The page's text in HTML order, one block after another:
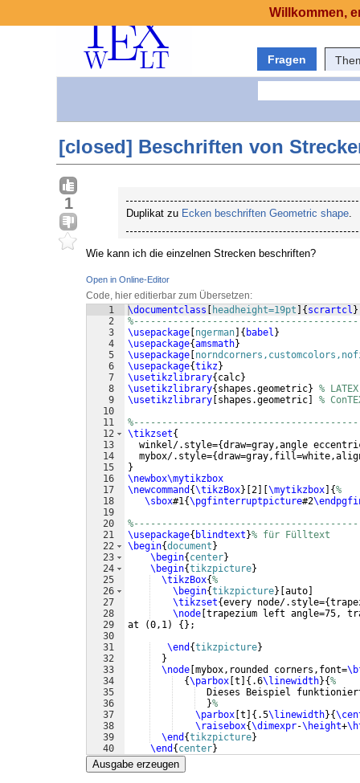
Fragen
[closed] Beschriften von
1
Duplikat zu Ecken beschriften Geometric shape.
Wie kann ich die einzelnen Strecken beschriften?
Open in Online-Editor
Code, hier editierbar zum Übersetzen:
1
2
3
4
5
6
7
8
9
10
11
12
13
14
15
16
17
18
19
20
21
22
23
24
25
26
27
28
29
30
31
32
33
34
35
36
37
38
39
40
41
\documentclass [ headheight=19pt ] {scrartcl }
\usepackage [ngerman] { babel }
\usepackage{amsmath}
\usepackage [
\usepackage{tikz}
\usetikzlibrary{calc}
\usetikzlibrary{shapes.geometric} %
\usetikzlibrary [shapes.geometric]
%
\tikzset{
  winkel/.style=
{draw=gray,angle
  mybox/.style=
{
}
\newbox\mytikzbox
\newcommand {\tikzBox} [2] [\mytikzbox] {%
\sbox#1 {\pgfinterruptpicture#2
\usepackage{ blindtext}% für Fülltext
\begin{document}
\begin{center}
\begin{tikzpicture}
\tikzBox{%
\begin{tikzpicture} [auto]
\tikzset{every node/.style={
\node [trapezium left angle=75,
at
(0,1 ) {} ;
\end {tikzpicture}
}
\node [mybox,rounded corners,font=
{\parbox [t ] { .6\linewidth}{%
Dieses Beispiel
}%
\parbox [t ] { .5\linewidth}{
\raisebox{\dimexpr-\height+
\end {tikzpicture}
\end {center}
\end{document
Ausgabe erzeugen
Willkommen,